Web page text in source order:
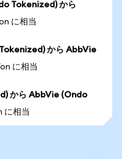
Tokenized) から
に相当
から AbbVie
に相当
から AbbVie (Ondo
に相当